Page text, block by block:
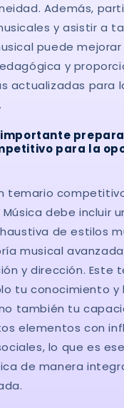
Además,
y asistir a
puede
y
actualizadas para
importante
para la
temario
debe incluir
de estilos
musical
y dirección. Este
tu conocimiento y
también tu
elementos con
lo que es
de manera